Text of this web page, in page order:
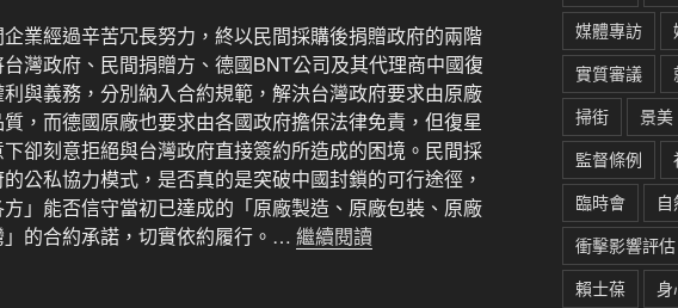
業經過辛苦冗長努力，終以民間採購後捐贈政府的兩階
灣政府、民間捐贈方、德國BNT公司及其代理商中國復
與義務，分別納入合約規範，解決台灣政府要求由原廠
，而德國原廠也要求由各國政府擔保法律免責，但復星
卻刻意拒絕與台灣政府直接簽約所造成的困境。民間採
公私協力模式，是否真的是突破中國封鎖的可行途徑，
」能否信守當初已達成的「原廠製造、原廠包裝、原廠
的合約承諾，切實依約履行。… 繼續閱讀
媒體專訪
實質審議
掃街
景美
監督條例
臨時會
衝擊影響評估
賴士葆
身